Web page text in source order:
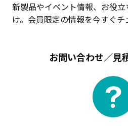
新製品やイベント情報、お役
け。会員限定の情報を今すぐチ
お問い合わせ／見